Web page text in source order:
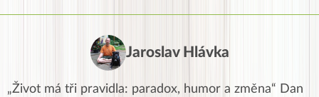
Jaroslav Hlávka
„Život má tři pravidla: paradox, humor a změna“ Dan